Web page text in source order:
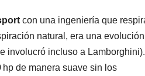
con una ingeniería que
natural, era una
involucró incluso a Lamborghini).
hp de manera suave sin los